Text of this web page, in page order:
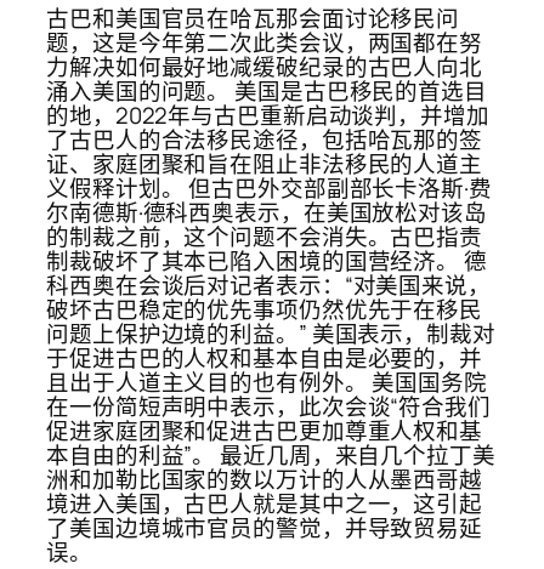
古巴和美国官员在哈瓦那会面讨论移民问
题，这是今年第二次此类会议，两国都在努
力解决如何最好地减缓破纪录的古巴人向北
涌入美国的问题。 美国是古巴移民的首选目
的地，2022年与古巴重新启动谈判，并增加
了古巴人的合法移民途径，包括哈瓦那的签
证、家庭团聚和旨在阻止非法移民的人道主
义假释计划。 但古巴外交部副部长卡洛斯·费
尔南德斯·德科西奥表示，在美国放松对该岛
的制裁之前，这个问题不会消失。古巴指责
制裁破坏了其本已陷入困境的国营经济。 德
科西奥在会谈后对记者表示：“对美国来说，
破坏古巴稳定的优先事项仍然优先于在移民
问题上保护边境的利益。” 美国表示，制裁对
于促进古巴的人权和基本自由是必要的，并
且出于人道主义目的也有例外。 美国国务院
在一份简短声明中表示，此次会谈“符合我们
促进家庭团聚和促进古巴更加尊重人权和基
本自由的利益”。 最近几周，来自几个拉丁美
洲和加勒比国家的数以万计的人从墨西哥越
境进入美国，古巴人就是其中之一，这引起
了美国边境城市官员的警觉，并导致贸易延
误。